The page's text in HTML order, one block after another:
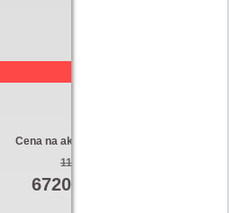
Cena na akciji:
11200
6720Din